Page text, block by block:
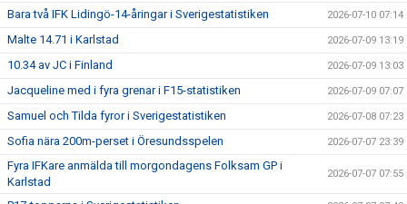
Bara två IFK Lidingö-14-åringar i Sverigestatistiken 2026-07-10 07:14
Malte 14.71 i Karlstad 2026-07-09 13:19
10.34 av JC i Finland 2026-07-09 13:03
Jacqueline med i fyra grenar i F15-statistiken 2026-07-09 07:07
Samuel och Tilda fyror i Sverigestatistiken 2026-07-08 07:23
Sofia nära 200m-perset i Öresundsspelen 2026-07-07 23:39
Fyra IFKare anmälda till morgondagens Folksam GP i
Karlstad
2026-07-07 07:55